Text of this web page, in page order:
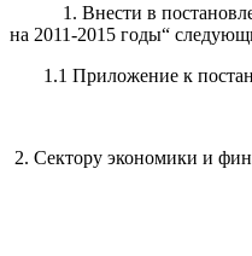
1. Внести в
на 2011-2015 годы“
1.1 Приложение к
2. Сектору экономики и